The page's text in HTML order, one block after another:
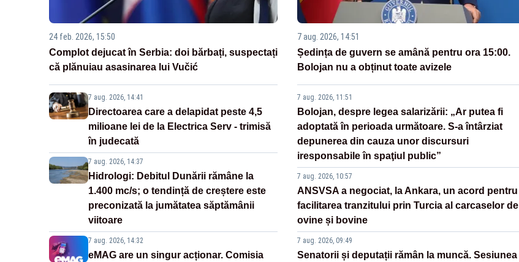
24 feb. 2026, 15:50
Complot dejucat în Serbia: doi bărbați, suspectați
că plănuiau asasinarea lui Vučić
7 aug. 2026, 14:41
Directoarea care a delapidat peste 4,5
milioane lei de la Electrica Serv - trimisă
în judecată
7 aug. 2026, 14:37
Hidrologi: Debitul Dunării rămâne la
1.400 mc/s; o tendință de creștere este
preconizată la jumătatea săptămânii
viitoare
7 aug. 2026, 14:32
eMAG are un singur acționar. Comisia
7 aug. 2026, 14:51
Ședința de guvern se amână pentru ora 15:00.
Bolojan nu a obținut toate avizele
7 aug. 2026, 11:51
Bolojan, despre legea salarizării: „Ar putea fi
adoptată în perioada următoare. S-a întârziat
depunerea din cauza unor discursuri
iresponsabile în spaţiul public”
7 aug. 2026, 10:57
ANSVSA a negociat, la Ankara, un acord pentru
facilitarea tranzitului prin Turcia al carcaselor de
ovine și bovine
7 aug. 2026, 09:49
Senatorii și deputații rămân la muncă. Sesiunea